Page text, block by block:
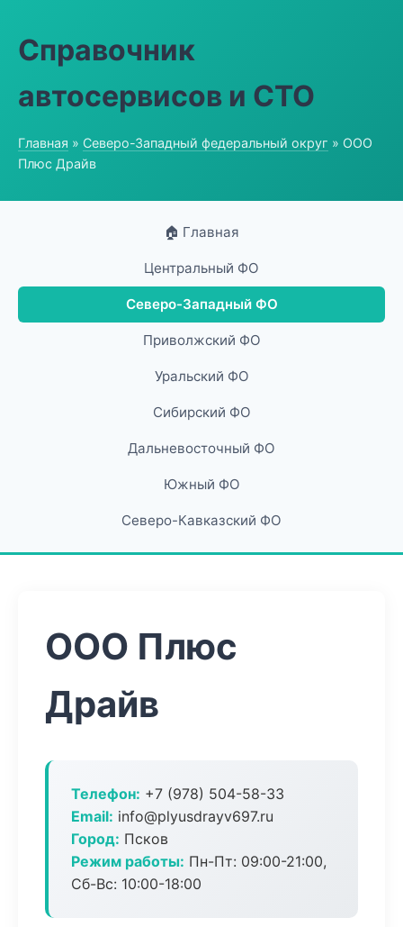
Справочник
автосервисов и СТО
Главная » Северо-Западный федеральный округ » ООО
Плюс Драйв
🏠 Главная
Центральный ФО
Северо-Западный ФО
Приволжский ФО
Уральский ФО
Сибирский ФО
Дальневосточный ФО
Южный ФО
Северо-Кавказский ФО
ООО Плюс
Драйв
Телефон: +7 (978) 504-58-33
Email: info@plyusdrayv697.ru
Город: Псков
Режим работы: Пн-Пт: 09:00-21:00,
Сб-Вс: 10:00-18:00